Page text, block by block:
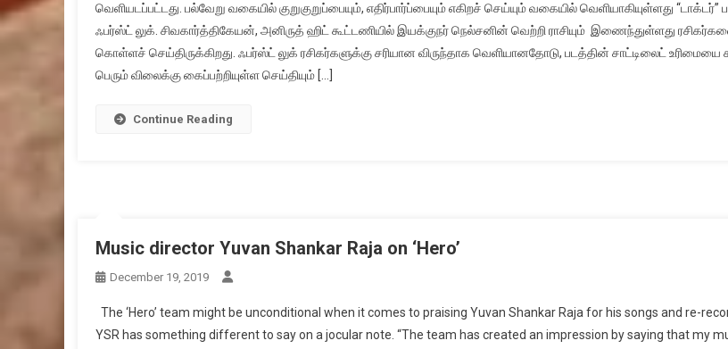
வெளியடப்பட்டது. பல்வேறு வகையில் குறுகுறுப்பையும், எதிர்பார்ப்பையும் எகிறச் செய்யும் வகையில் வெளியாகியுள்ளது “டாக்டர்”
ஃபர்ஸ்ட் லுக். சிவகார்த்திகேயன், அனிருத் ஹிட் கூட்டணியில் இயக்குநர் நெல்சனின் வெற்றி ராசியும் இணைந்துள்ளது
கொள்ளச் செய்திருக்கிறது. ஃபர்ஸ்ட் லுக் ரசிகர்களுக்கு சரியான விருந்தாக வெளியானதோடு, படத்தின் சாட்டிலைட் உரிமையை
பெரும் விலைக்கு கைப்பற்றியுள்ள செய்தியும் […]
Continue Reading
Music director Yuvan Shankar Raja on ‘Hero’
December 19, 2019
The ‘Hero’ team might be unconditional when it comes to praising Yuvan Shankar Raja for his songs and re-
YSR has something different to say on a jocular note. “The team has created an impression by saying that my